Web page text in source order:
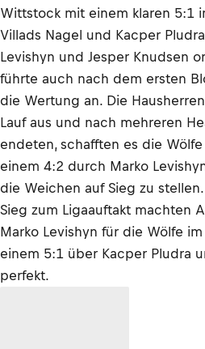
Wittstock mit einem klaren 5:1
Villads Nagel und Kacper
Levishyn und Jesper Knudsen
führte auch nach dem ersten
die Wertung an. Die
Lauf aus und nach mehreren
endeten, schafften es die
einem 4:2 durch Marko
die Weichen auf Sieg zu
Sieg zum Ligaauftakt machten
Marko Levishyn für die Wölfe
einem 5:1 über Kacper Pludra
perfekt.